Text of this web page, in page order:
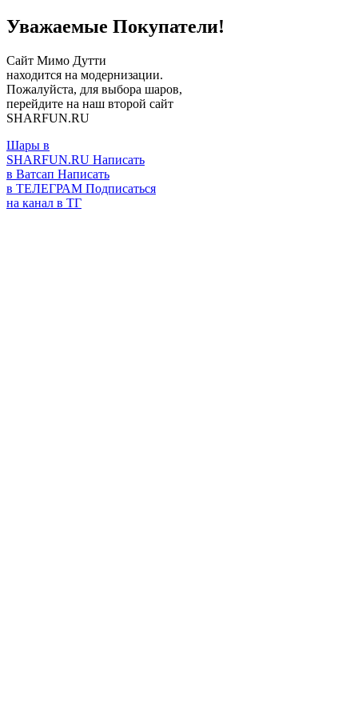
Уважаемые Покупатели!
Сайт Мимо Дутти
находится на модернизации.
Пожалуйста, для выбора шаров,
перейдите на наш второй сайт
SHARFUN.RU
Шары в
SHARFUN.RU Написать
в Ватсап Написать
в ТЕЛЕГРАМ Подписаться
на канал в ТГ